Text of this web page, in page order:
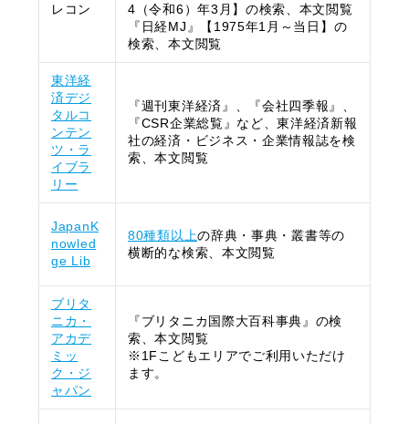
レコン
4（令和6）年3月】の検索、本文閲覧
『日経MJ』【1975年1月～当日】の
検索、本文閲覧
東洋経
済デジ
タルコ
ンテン
ツ・ラ
イブラ
リー
『週刊東洋経済』、『会社四季報』、
『CSR企業総覧』など、東洋経済新報
社の経済・ビジネス・企業情報誌を検
索、本文閲覧
JapanK
nowled
ge Lib
80種類以上の辞典・事典・叢書等の
横断的な検索、本文閲覧
ブリタ
ニカ・
アカデ
ミッ
ク・ジ
ャパン
『ブリタニカ国際大百科事典』の検
索、本文閲覧
※1Fこどもエリアでご利用いただけ
ます。